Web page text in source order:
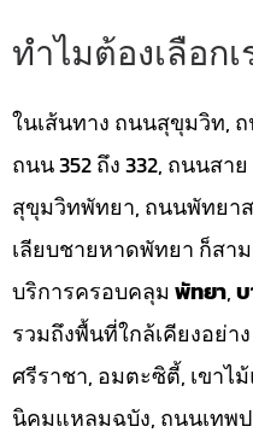
ทำไมต้องเลือกเ
ในเส้นทาง ถนนสุขุมวิท,
ถนน 352 ถึง 332, ถนนส
สุขุมวิทพัทยา, ถนนพัทยา
เลียบชายหาดพัทยา ก็สา
บริการครอบคลุมพัทยา,
รวมถึงพื้นที่ใกล้เคียงอย่า
ศรีราชา, อมตะซิตี้, เขาไ
นิคมแหลมฉบัง, ถนนเทพ